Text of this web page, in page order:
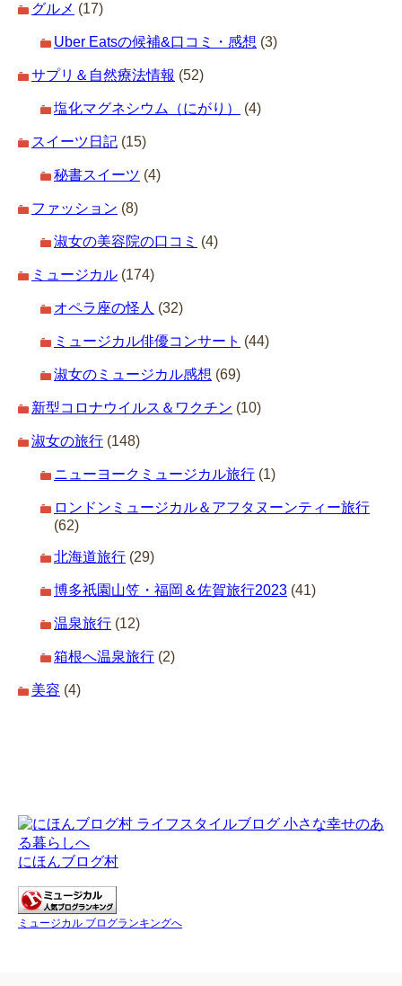
グルメ (17)
Uber Eatsの候補&口コミ・感想 (3)
サプリ＆自然療法情報 (52)
塩化マグネシウム（にがり） (4)
スイーツ日記 (15)
秘書スイーツ (4)
ファッション (8)
淑女の美容院の口コミ (4)
ミュージカル (174)
オペラ座の怪人 (32)
ミュージカル俳優コンサート (44)
淑女のミュージカル感想 (69)
新型コロナウイルス＆ワクチン (10)
淑女の旅行 (148)
ニューヨークミュージカル旅行 (1)
ロンドンミュージカル＆アフタヌーンティー旅行
(62)
北海道旅行 (29)
博多祇園山笠・福岡＆佐賀旅行2023 (41)
温泉旅行 (12)
箱根へ温泉旅行 (2)
美容 (4)
にほんブログ村
ミュージカル ブログランキングへ